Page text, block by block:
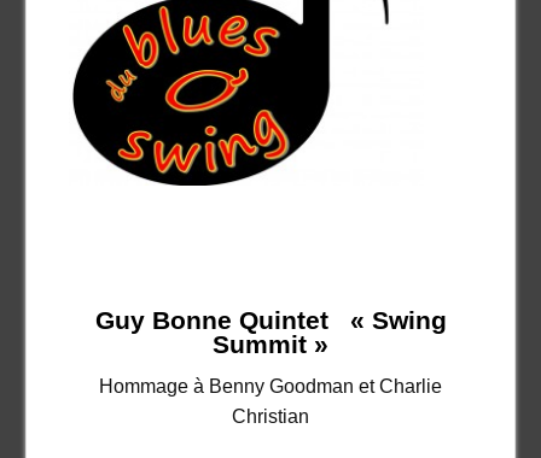
Guy Bonne Quintet « Swing
Summit »
Hommage à Benny Goodman et Charlie
Christian